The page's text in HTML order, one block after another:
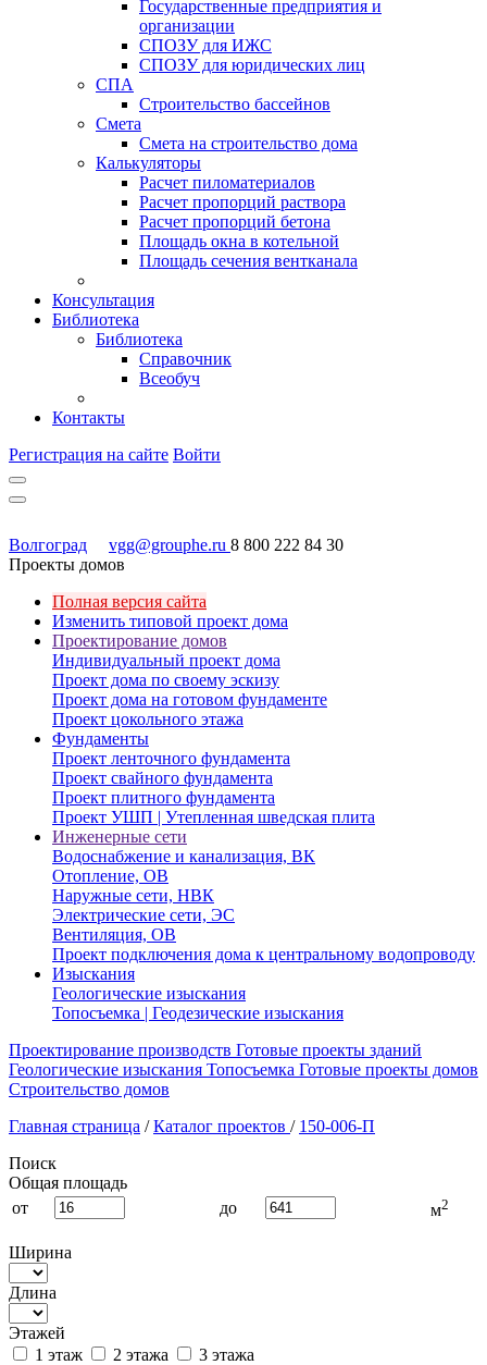
Государственные предприятия и
организации
СПОЗУ для ИЖС
СПОЗУ для юридических лиц
СПА
Строительство бассейнов
Смета
Смета на строительство дома
Калькуляторы
Расчет пиломатериалов
Расчет пропорций раствора
Расчет пропорций бетона
Площадь окна в котельной
Площадь сечения вентканала
Консультация
Библиотека
Библиотека
Справочник
Всеобуч
Контакты
Регистрация на сайте Войти
Волгоград vgg@grouphe.ru 8 800 222 84 30
Проекты домов
Полная версия сайта
Изменить типовой проект дома
Проектирование домов
Индивидуальный проект дома
Проект дома по своему эскизу
Проект дома на готовом фундаменте
Проект цокольного этажа
Фундаменты
Проект ленточного фундамента
Проект свайного фундамента
Проект плитного фундамента
Проект УШП | Утепленная шведская плита
Инженерные сети
Водоснабжение и канализация, ВК
Отопление, ОВ
Наружные сети, НВК
Электрические сети, ЭС
Вентиляция, ОВ
Проект подключения дома к центральному водопроводу
Изыскания
Геологические изыскания
Топосъемка | Геодезические изыскания
Проектирование производств Готовые проекты зданий
Геологические изыскания Топосъемка Готовые проекты домов
Строительство домов
Главная страница / Каталог проектов / 150-006-П
Поиск
Общая площадь
от
до м2
Ширина
Длина
Этажей
1 этаж
2 этажа
3 этажа